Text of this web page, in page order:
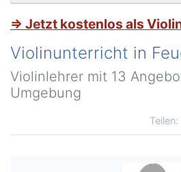
⇒ Jetzt kostenlos als
Violinunterricht in
Violinlehrer mit 13
Umgebung
Teilen: